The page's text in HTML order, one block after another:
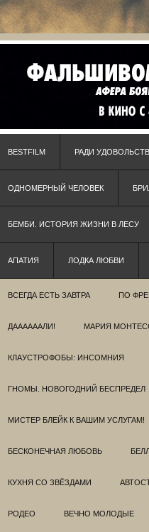
BESTFILM РАДИ
ОДНОМЕРНЫЙ ЧЕЛОВЕК
БЕМБИ. ИСТОРИЯ ЖИЗНИ В ЛЕСУ
АПАТИЯ ЛОДКА ЛЮБВИ
ВСЕГДА ЕСТЬ ЗАВТРА ПО
ДААААААЛИ! МАРИЯ
КЛАУСТРОФОБЫ: ИНСОМНИЯ
ГНОМЫ. НОВОГОДНИЙ БЕСПРЕДЕЛ
МИСТЕР БЛЕЙК К ВАШИМ УСЛУГАМ!
БЕСКОНЕЧНАЯ ЛЮБОВЬ
КУХНЯ СО ЗВЁЗДАМИ
РОДЕО ВЕЧНО МОЛОДЫЕ